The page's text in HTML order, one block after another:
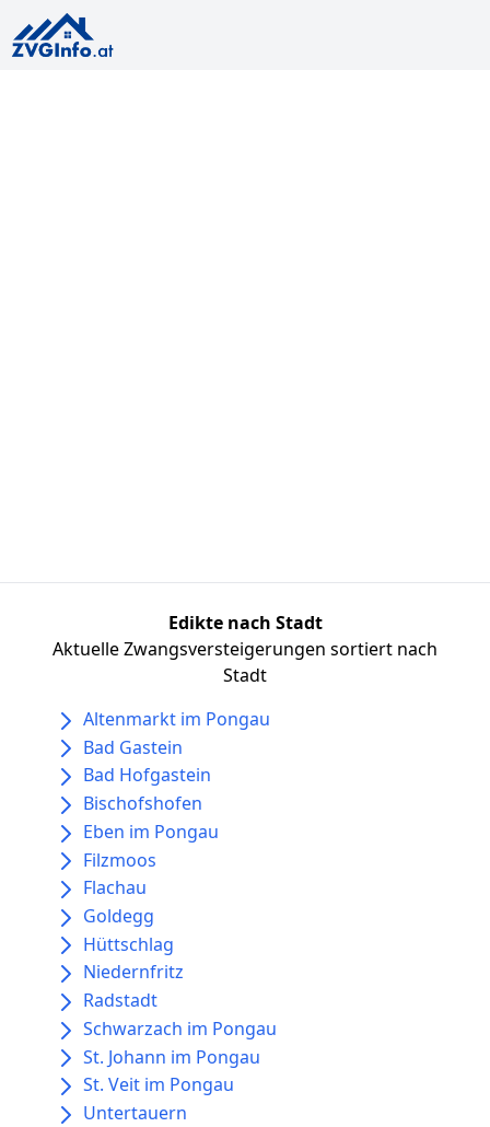
Edikte nach Stadt
Aktuelle Zwangsversteigerungen sortiert nach
Stadt
Altenmarkt im Pongau
Bad Gastein
Bad Hofgastein
Bischofshofen
Eben im Pongau
Filzmoos
Flachau
Goldegg
Hüttschlag
Niedernfritz
Radstadt
Schwarzach im Pongau
St. Johann im Pongau
St. Veit im Pongau
Untertauern